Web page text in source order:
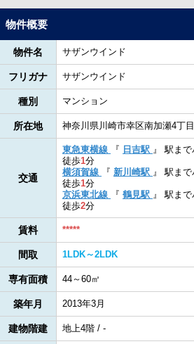
物件概要
物件名 サザンウインド
フリガナ サザンウインド
種別 マンション
所在地 神奈川県川崎市幸区南加瀬4丁
交通
東急東横線 『 日吉駅 』 駅まで
徒歩1分
横須賀線
『 新川崎駅 』 駅まで
徒歩1分
京浜東北線
『 鶴見駅 』 駅まで
徒歩2分
賃料 *****
間取 1LDK～2LDK
専有面積 44～60㎡
築年月 2013年3月
建物階建 地上4階 / -